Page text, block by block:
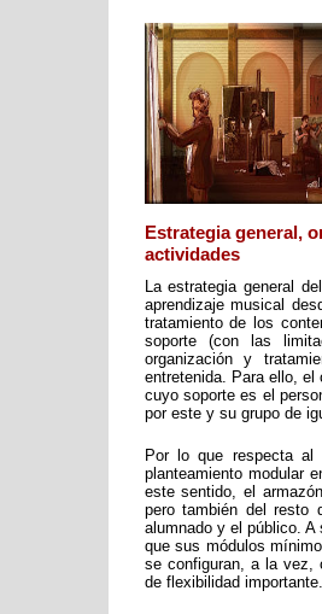
Estrategia general,
actividades
La estrategia general
aprendizaje musical
tratamiento de los
soporte (con las
organización y
entretenida. Para ello,
cuyo soporte es el
por este y su grupo de
Por lo que respecta al
planteamiento modular
este sentido, el
pero también del resto
alumnado y el público.
que sus módulos
se configuran, a la vez,
de flexibilidad importante.